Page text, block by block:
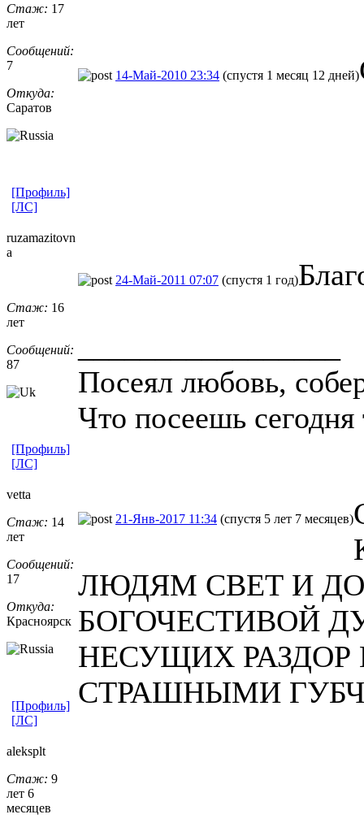
Стаж: 17
лет
Сообщений:
7
Откуда:
Саратов
14-Май-2010 23:34 (спустя 1 месяц 12 дней)
[Профиль]
[ЛС]
ruzamazitovn
a
Стаж: 16
лет
Сообщений:
87
24-Май-2011 07:07 (спустя 1 год)
Посеял любовь,
Что посеешь
[Профиль]
[ЛС]
vetta
Стаж: 14
лет
Сообщений:
17
Откуда:
Красноярск
21-Янв-2017 11:34 (спустя 5 лет 7 месяцев)
ЛЮДЯМ СВЕТ И
БОГОЧЕСТИВОЙ
НЕСУЩИХ РАЗДОР
СТРАШНЫМИ
[Профиль]
[ЛС]
aleksplt
Стаж: 9
лет 6
месяцев